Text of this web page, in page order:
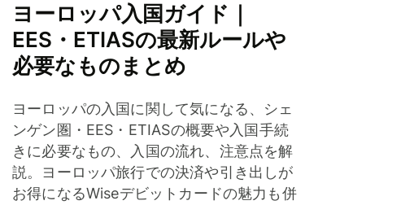
ヨーロッパ入国ガイド｜
EES・ETIASの最新ルールや
必要なものまとめ
ヨーロッパの入国に関して気になる、シェ
ンゲン圏・EES・ETIASの概要や入国手続
きに必要なもの、入国の流れ、注意点を解
説。ヨーロッパ旅行での決済や引き出しが
お得になるWiseデビットカードの魅力も併